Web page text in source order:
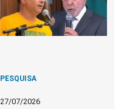
PESQUISA
27/07/2026